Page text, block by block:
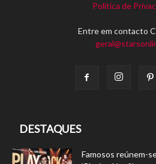
Política de
Entre em contacto
DESTAQUES
Famosos reúnem-